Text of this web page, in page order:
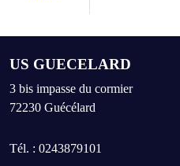
US GUECELARD
3 bis impasse du cormier
72230 Guécélard
Tél. : 0243879101